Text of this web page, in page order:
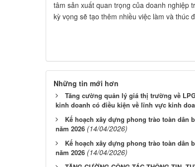
tâm sản xuất quan trọng của doanh nghiệp
kỳ vọng sẽ tạo thêm nhiều việc làm và thúc
Những tin mới hơn
Tăng cường quản lý giá thị trường về
kinh doanh có điều kiện về lĩnh vực kinh
Kế hoạch xây dựng phong trào toàn dân
năm 2026 (14/04/2026)
Kế hoạch xây dựng phong trào toàn dân
năm 2026 (14/04/2026)